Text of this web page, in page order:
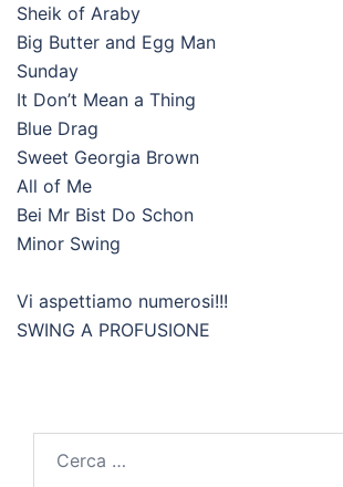
Sheik of Araby
Big Butter and Egg Man
Sunday
It Don’t Mean a Thing
Blue Drag
Sweet Georgia Brown
All of Me
Bei Mr Bist Do Schon
Minor Swing
Vi aspettiamo numerosi!!!
SWING A PROFUSIONE
per: